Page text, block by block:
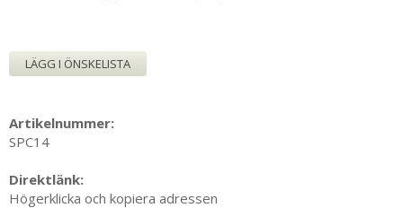
LÄGG I ÖNSKELISTA
Artikelnummer:
SPC14
Direktlänk:
Högerklicka och kopiera adressen